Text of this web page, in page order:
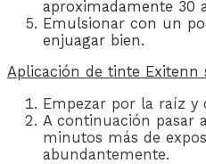
aproximadamente 30
Emulsionar con un
enjuagar bien.
Aplicación de tinte Exitenn
Empezar por la raíz y
A continuación pasar
minutos más de
abundantemente.